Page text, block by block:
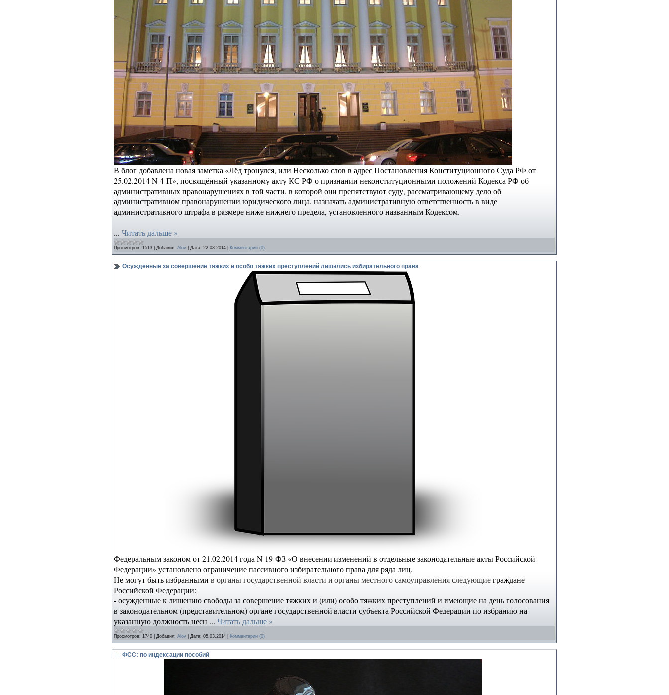
В блог добавлена новая заметка «Лёд тронулся, или Несколько слов в адрес Постановления Конституционного Суда РФ от
25.02.2014 N 4-П», посвящённый указанному акту КС РФ о признании неконституционными положений Кодекса РФ об
административных правонарушениях в той части, в которой они препятствуют суду, рассматривающему дело об
административном правонарушении юридического лица, назначать административную ответственность в виде
административного штрафа в размере ниже нижнего предела, установленного названным Кодексом.
... Читать дальше »
Просмотров: 1513 Добавил: Alov Дата: 22.03.2014 Комментарии (0)
Осуждённые за совершение тяжких и особо тяжких преступлений лишились избирательного права
Федеральным законом от 21.02.2014 года N 19-ФЗ «О внесении изменений в отдельные законодательные акты Российской
Федерации» установлено ограничение пассивного избирательного права для ряда лиц.
Не могут быть избранными в органы государственной власти и органы местного самоуправленияследующиеграждане
Российской Федерации:
- осужденные к лишению свободы за совершение тяжких и (или) особо тяжких преступлений и имеющие на день голосования
в законодательном (представительном) органе государственной власти субъекта Российской Федерации по избранию на
указанную должность несн ... Читать дальше »
Просмотров: 1740 Добавил: Alov Дата: 05.03.2014 Комментарии (0)
ФСС: по индексации пособий